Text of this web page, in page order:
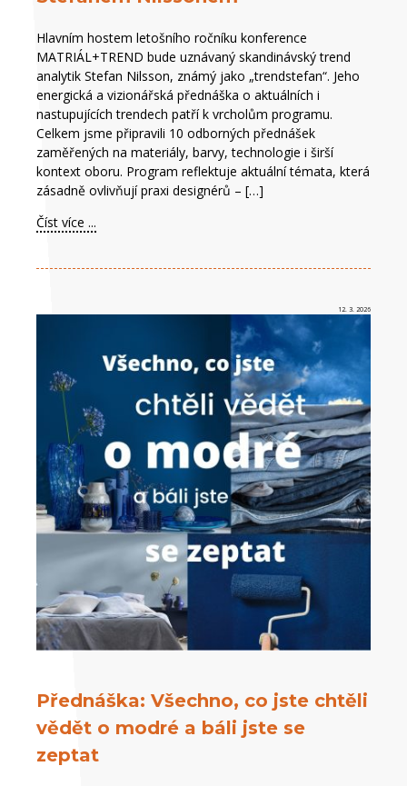
Hlavním hostem letošního ročníku konference
MATRIÁL+TREND bude uznávaný skandinávský trend
analytik Stefan Nilsson, známý jako „trendstefan“. Jeho
energická a vizionářská přednáška o aktuálních i
nastupujících trendech patří k vrcholům programu.
Celkem jsme připravili 10 odborných přednášek
zaměřených na materiály, barvy, technologie i širší
kontext oboru. Program reflektuje aktuální témata, která
zásadně ovlivňují praxi designérů – […]
Číst více ...
12. 3. 2026
Přednáška: Všechno, co jste chtěli
vědět o modré a báli jste se
zeptat